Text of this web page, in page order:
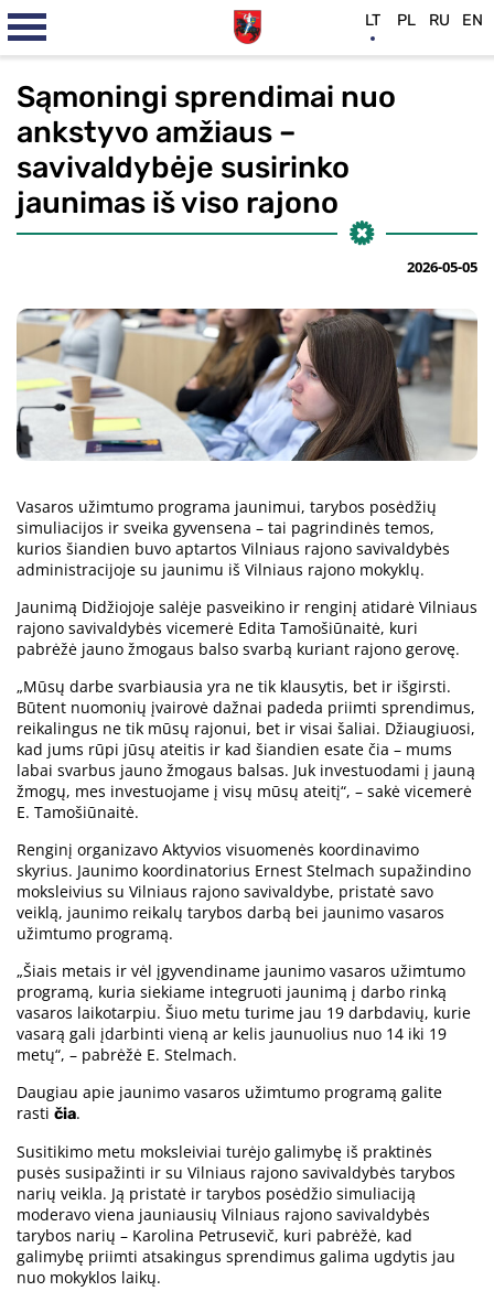
Sąmoningi sprendimai nuo
ankstyvo amžiaus –
savivaldybėje susirinko
jaunimas iš viso rajono
2026-05-05
Vasaros užimtumo programa jaunimui, tarybos posėdžių
simuliacijos ir sveika gyvensena – tai pagrindinės temos,
kurios šiandien buvo aptartos Vilniaus rajono savivaldybės
administracijoje su jaunimu iš Vilniaus rajono mokyklų.
Jaunimą Didžiojoje salėje pasveikino ir renginį atidarė Vilniaus
rajono savivaldybės vicemerė Edita Tamošiūnaitė, kuri
pabrėžė jauno žmogaus balso svarbą kuriant rajono gerovę.
„Mūsų darbe svarbiausia yra ne tik klausytis, bet ir išgirsti.
Būtent nuomonių įvairovė dažnai padeda priimti sprendimus,
reikalingus ne tik mūsų rajonui, bet ir visai šaliai. Džiaugiuosi,
kad jums rūpi jūsų ateitis ir kad šiandien esate čia – mums
labai svarbus jauno žmogaus balsas. Juk investuodami į jauną
žmogų, mes investuojame į visų mūsų ateitį“, – sakė vicemerė
E. Tamošiūnaitė.
Renginį organizavo Aktyvios visuomenės koordinavimo
skyrius. Jaunimo koordinatorius Ernest Stelmach supažindino
moksleivius su Vilniaus rajono savivaldybe, pristatė savo
veiklą, jaunimo reikalų tarybos darbą bei jaunimo vasaros
užimtumo programą.
„Šiais metais ir vėl įgyvendiname jaunimo vasaros užimtumo
programą, kuria siekiame integruoti jaunimą į darbo rinką
vasaros laikotarpiu. Šiuo metu turime jau 19 darbdavių, kurie
vasarą gali įdarbinti vieną ar kelis jaunuolius nuo 14 iki 19
metų“, – pabrėžė E. Stelmach.
Daugiau apie jaunimo vasaros užimtumo programą galite
rasti čia.
Susitikimo metu moksleiviai turėjo galimybę iš praktinės
pusės susipažinti ir su Vilniaus rajono savivaldybės tarybos
narių veikla. Ją pristatė ir tarybos posėdžio simuliaciją
moderavo viena jauniausių Vilniaus rajono savivaldybės
tarybos narių – Karolina Petrusevič, kuri pabrėžė, kad
galimybę priimti atsakingus sprendimus galima ugdytis jau
nuo mokyklos laikų.
LT PL RU EN